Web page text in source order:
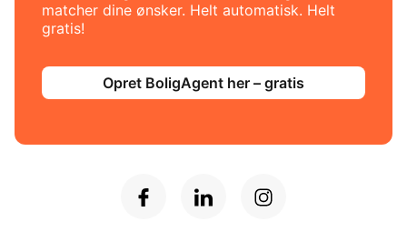
matcher dine ønsker. Helt automatisk. Helt
gratis!
Opret BoligAgent her – gratis